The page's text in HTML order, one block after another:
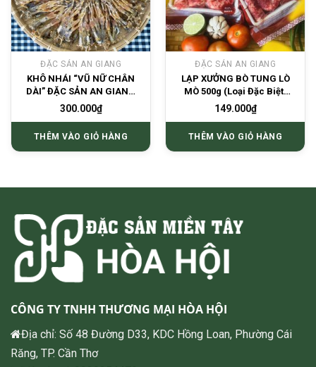
ĐẶC SẢN AN GIANG
KHÔ NHÁI “VŨ NỮ CHÂN
DÀI” ĐẶC SẢN AN GIANG
500G
300.000₫
THÊM VÀO GIỎ HÀNG
ĐẶC SẢN AN GIANG
LẠP XƯỞNG BÒ TUNG LÒ
MÒ 500g (Loại Đặc Biệt)
– ĐẶC SẢN CHĂM
149.000₫
THÊM VÀO GIỎ HÀNG
CÔNG TY TNHH THƯƠNG MẠI HÒA HỘI
Địa chỉ: Số 48 Đường D33, KDC Hồng Loan, Phường Cái
Răng, TP. Cần Thơ